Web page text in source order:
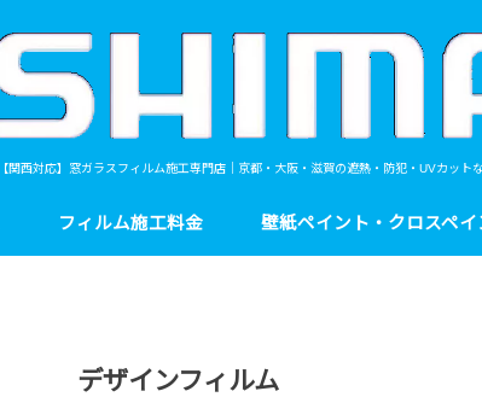
【関西対応】窓ガラスフィルム施工専門店｜京都・大阪・滋賀の遮熱・防犯・UVカット
フィルム施工料金 壁紙ペイント・クロスペイ
デザインフィルム